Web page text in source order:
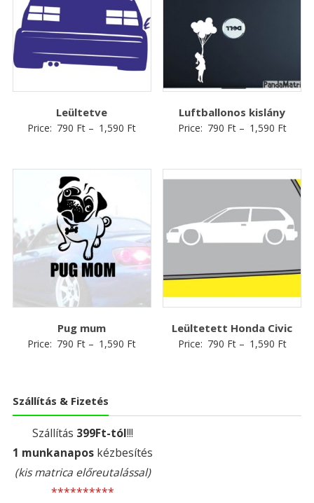
Leültetve
Price: 790 Ft – 1,590 Ft
Luftballonos kislány
Price: 790 Ft– 1,590 Ft
Pug mum
Price: 790 Ft – 1,590 Ft
Leültetett Honda Civic
Price: 790 Ft– 1,590 Ft
Szállítás & Fizetés
Szállítás 399Ft-tól!!!
1 munkanaposkézbesítés
(kis matrica előreutalással)
**********